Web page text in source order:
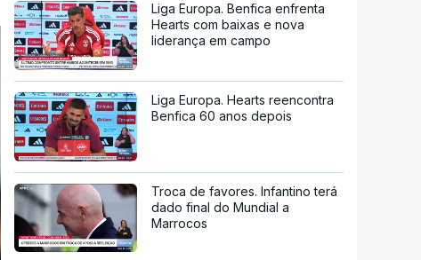
Liga Europa. Benfica enfrenta
Hearts com baixas e nova
liderança em campo
Liga Europa. Hearts reencontra
Benfica 60 anos depois
Troca de favores. Infantino terá
dado final do Mundial a
Marrocos